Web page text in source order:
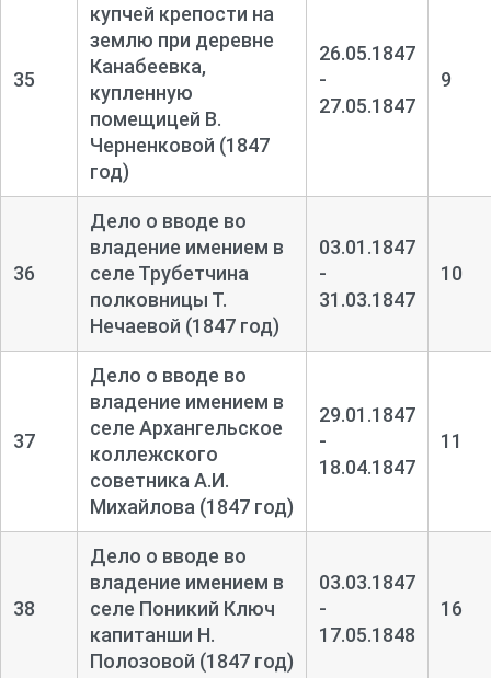
35
купчей крепости на
землю при деревне
Канабеевка,
купленную
помещицей В.
Черненковой (1847
год)
26.05.1847
-
27.05.1847
9
36
Дело о вводе во
владение имением в
селе Трубетчина
полковницы Т.
Нечаевой (1847 год)
03.01.1847
-
31.03.1847
10
37
Дело о вводе во
владение имением в
селе Архангельское
коллежского
советника А.И.
Михайлова (1847 год)
29.01.1847
-
18.04.1847
11
38
Дело о вводе во
владение имением в
селе Поникий Ключ
капитанши Н.
Полозовой (1847 год)
03.03.1847
-
17.05.1848
16